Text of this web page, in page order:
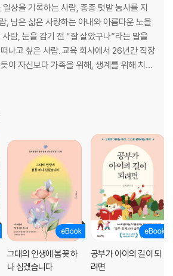
고, 계절처럼 돌아온다
다
럼 흘러가는 것
풍경이 보인다
야 제대로 안다
어간다
다
상을 기록하는 사람, 종종 텃밭 농사를 지
, 남은 삶은 사랑하는 아내와 아름다운 노을
람, 눈을 감기 전 “잘 살았구나”라는 말을
. 교육 회사에서 26년간 직장
이 자신보다 가족을 위해, 생계를 위해 치열
있었지만 많은 것을 놓쳤다. 자의든 타의든
상의 시계가
그대의 인생에 봄꽃 하
나 심겠습니다
공부가 아이의 길이 되
려면